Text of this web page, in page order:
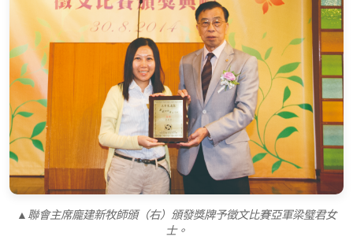
▲聯會主席龐建新牧師頒（右）頒發獎牌予徵文比賽亞軍梁璧君女
士。